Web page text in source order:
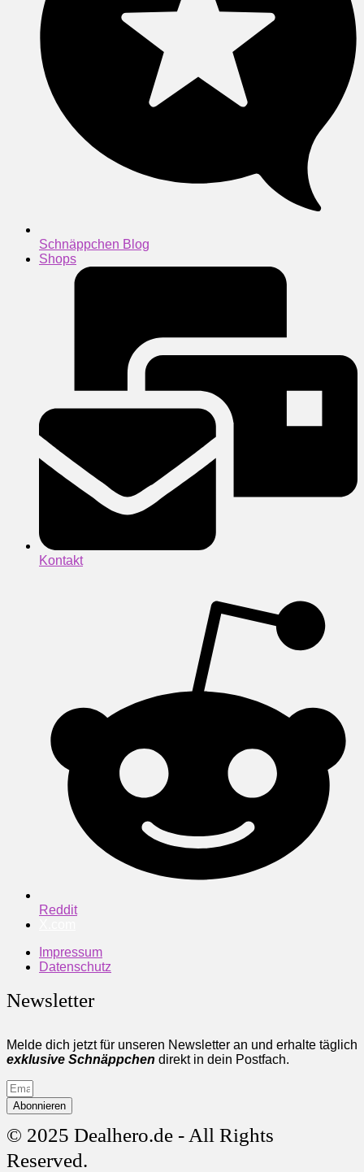
Schnäppchen Blog
Shops
Kontakt
Reddit
Impressum
Datenschutz
Newsletter
Melde dich jetzt für unseren Newsletter an und erhalte täglich
exklusive Schnäppchen direkt in dein Postfach.
Abonnieren
© 2025 Dealhero.de - All Rights
Reserved.